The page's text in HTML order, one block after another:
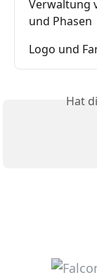
Verwaltung
und Phasen
Logo und
Hat